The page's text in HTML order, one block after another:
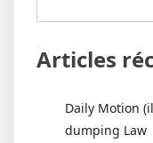
Articles
Daily Motion
dumping Law